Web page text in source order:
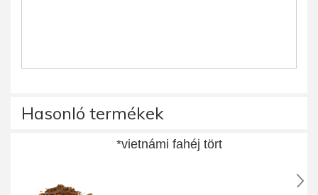
Hasonló termékek
*vietnámi fahéj tört